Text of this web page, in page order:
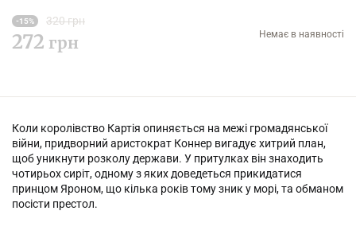
-15% 320 грн
272 грн Немає в наявності
Коли королівство Картія опиняється на межі громадянської
війни, придворний аристократ Коннер вигадує хитрий план,
щоб уникнути розколу держави. У притулках він знаходить
чотирьох сиріт, одному з яких доведеться прикидатися
принцом Яроном, що кілька років тому зник у морі, та обманом
посісти престол.